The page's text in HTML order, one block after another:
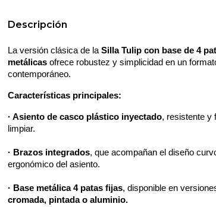
Descripción
La versión clásica de la Silla Tulip con base de 4
metálicas ofrece robustez y simplicidad en un
contemporáneo.
Características principales:
· Asiento de casco plástico inyectado, resistente y
limpiar.
· Brazos integrados, que acompañan el diseño
ergonómico del asiento.
· Base metálica 4 patas fijas
cromada, pintada o aluminio.